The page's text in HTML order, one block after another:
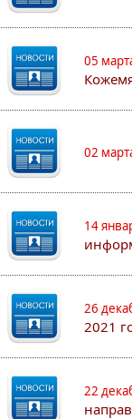
05
02
14
26
2021
22